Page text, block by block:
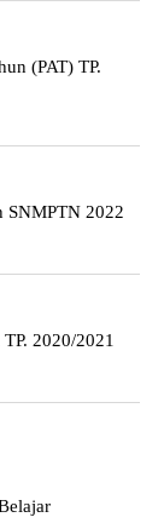
(PAT) TP.
SNMPTN 2022
2020/2021